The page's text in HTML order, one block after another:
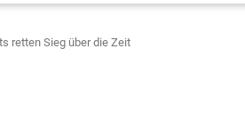
retten Sieg über die Zeit